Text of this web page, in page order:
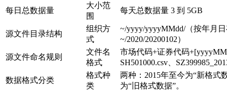
每日总数据量
大小范
围
每天总数据量 3 到 5GB
源文件目录结构
组织方
式
~/yyyy/yyyyMMdd/（按年月
~/2020/20200102）
源文件命名规则
文件名
格式
市场代码+证券代码
SH501000.csv、
数据格式分类
格式种
类
两种：2015年至今为“新格式
为“旧格式数据”。